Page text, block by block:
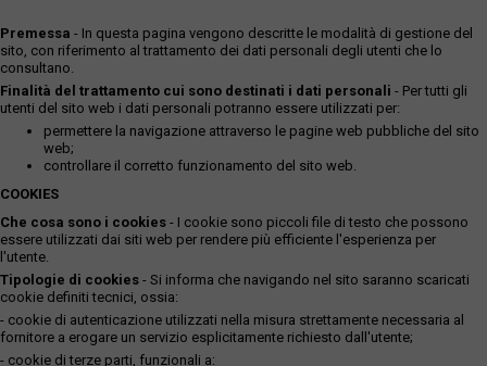
Premessa - In questa pagina vengono descritte le modalità di gestione del
sito, con riferimento al trattamento dei dati personali degli utenti che lo
consultano.
Finalità del trattamento cui sono destinati i dati personali - Per tutti gli
utenti del sito web i dati personali potranno essere utilizzati per:
permettere la navigazione attraverso le pagine web pubbliche del sito
web;
controllare il corretto funzionamento del sito web.
COOKIES
Che cosa sono i cookies - I cookie sono piccoli file di testo che possono
essere utilizzati dai siti web per rendere più efficiente l'esperienza per
l'utente.
Tipologie di cookies - Si informa che navigando nel sito saranno scaricati
cookie definiti tecnici, ossia:
- cookie di autenticazione utilizzati nella misura strettamente necessaria al
fornitore a erogare un servizio esplicitamente richiesto dall'utente;
- cookie di terze parti, funzionali a: